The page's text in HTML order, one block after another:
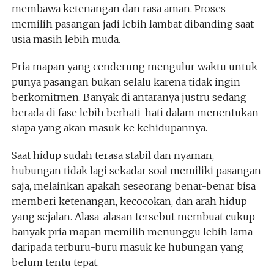
membawa ketenangan dan rasa aman. Proses
memilih pasangan jadi lebih lambat dibanding saat
usia masih lebih muda.
Pria mapan yang cenderung mengulur waktu untuk
punya pasangan bukan selalu karena tidak ingin
berkomitmen. Banyak di antaranya justru sedang
berada di fase lebih berhati-hati dalam menentukan
siapa yang akan masuk ke kehidupannya.
Saat hidup sudah terasa stabil dan nyaman,
hubungan tidak lagi sekadar soal memiliki pasangan
saja, melainkan apakah seseorang benar-benar bisa
memberi ketenangan, kecocokan, dan arah hidup
yang sejalan. Alasa-alasan tersebut membuat cukup
banyak pria mapan memilih menunggu lebih lama
daripada terburu-buru masuk ke hubungan yang
belum tentu tepat.